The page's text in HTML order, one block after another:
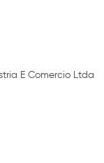
E Comercio Ltda